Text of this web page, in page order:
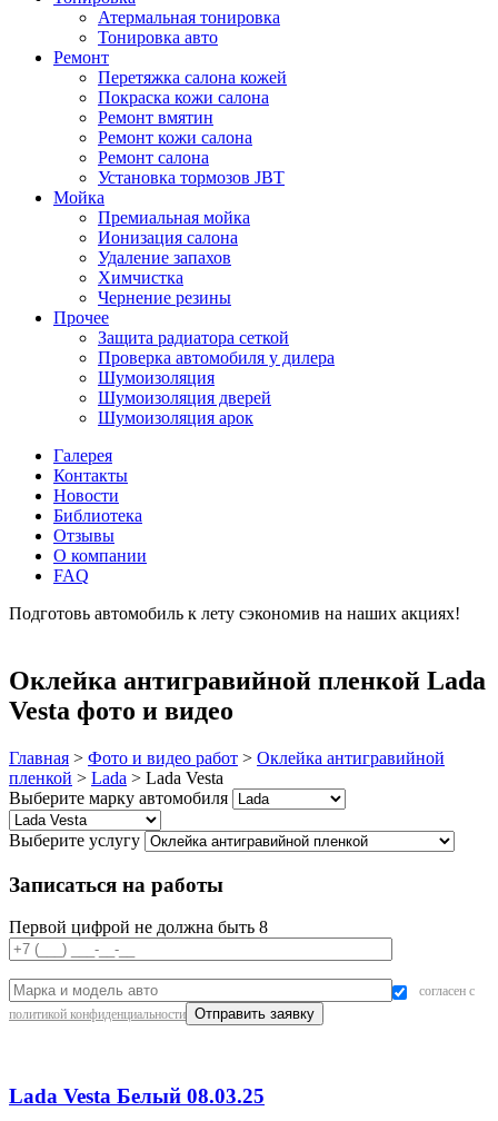
Атермальная тонировка
Тонировка авто
Ремонт
Перетяжка салона кожей
Покраска кожи салона
Ремонт вмятин
Ремонт кожи салона
Ремонт салона
Установка тормозов JBT
Мойка
Премиальная мойка
Ионизация салона
Удаление запахов
Химчистка
Чернение резины
Прочее
Защита радиатора сеткой
Проверка автомобиля у дилера
Шумоизоляция
Шумоизоляция дверей
Шумоизоляция арок
Галерея
Контакты
Новости
Библиотека
Отзывы
О компании
FAQ
Подготовь автомобиль к лету сэкономив на наших акциях!
Оклейка антигравийной пленкой Lada
Vesta фото и видео
Главная > Фото и видео работ > Оклейка антигравийной
пленкой > Lada > Lada Vesta
Выберите марку автомобиля
Выберите услугу
Записаться на работы
Первой цифрой не должна быть 8
согласен с
политикой конфиденциальности
Lada Vesta Белый 08.03.25